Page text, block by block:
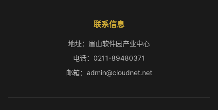
联系信息
地址：眉山软件园产业中心
电话：0211-89480371
邮箱：admin@cloudnet.net